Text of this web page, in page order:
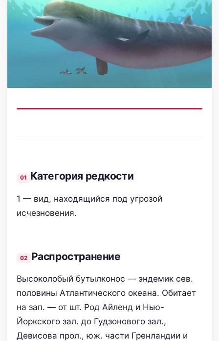
Категория редкости
1 — вид, находящийся под угрозой
исчезновения.
Распространение
Высоколобый бутылконос — эндемик сев.
половины Атлантического океана. Обитает
на зап. — от шт. Род Айленд и Нью-
Йоркского зал. до Гудзонового зал.,
Девисова прол., юж. части Гренландии и